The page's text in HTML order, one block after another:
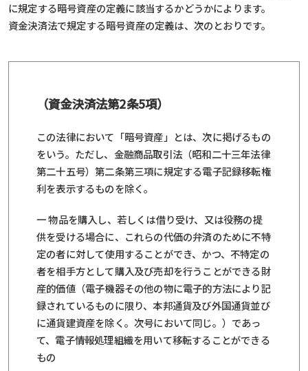
に規定する暗号資産の定義に該当するかどうかによります。
資金決済法で規定する暗号資産の定義は、次のとおりです。
（資金決済法第2条5項）
この法律において「暗号資産」とは、次に掲げるもの
をいう。ただし、金融商品取引法（昭和二十三年法律
第二十五号）第二条第三項に規定する電子記録移転権
利を表示するものを除く。
一 物品を購入し、若しくは借り受け、又は役務の提
供を受ける場合に、これらの代価の弁済のために不特
定の者に対して使用することができ、かつ、不特定の
者を相手方として購入及び売却を行うことができる財
産的価値（電子機器その他の物に電子的方法により記
録されているものに限り、本邦通貨及び外国通貨並び
に通貨建資産を除く。次号において同じ。）であっ
て、電子情報処理組織を用いて移転することができる
もの